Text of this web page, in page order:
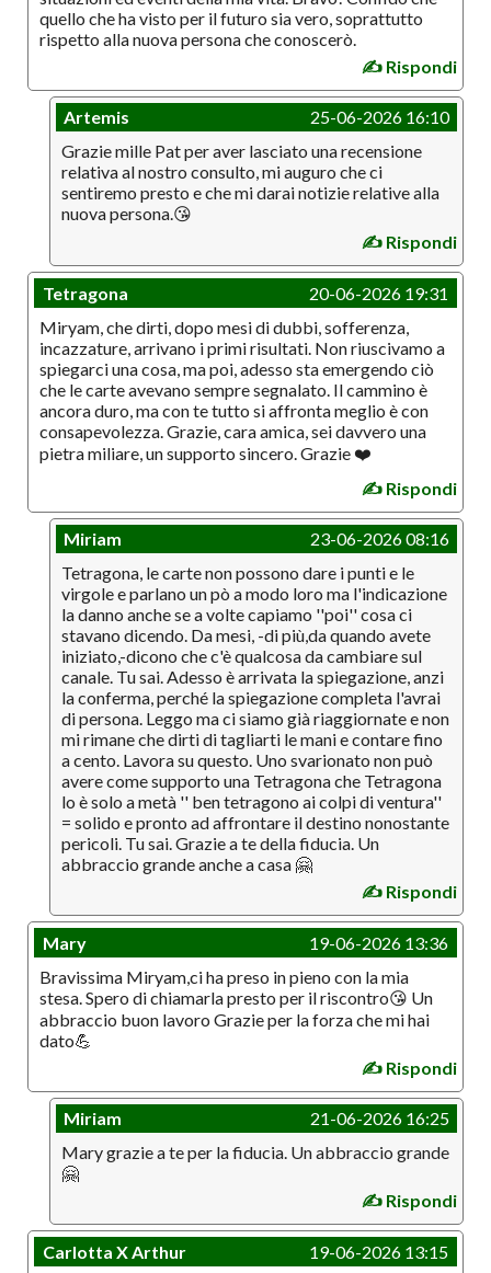
quello che ha visto per il futuro sia vero, soprattutto
rispetto alla nuova persona che conoscerò.
✍️ Rispondi
Artemis
25-06-2026 16:10
Grazie mille Pat per aver lasciato una recensione
relativa al nostro consulto, mi auguro che ci
sentiremo presto e che mi darai notizie relative alla
nuova persona.😘
✍️ Rispondi
Tetragona
20-06-2026 19:31
Miryam, che dirti, dopo mesi di dubbi, sofferenza,
incazzature, arrivano i primi risultati. Non riuscivamo a
spiegarci una cosa, ma poi, adesso sta emergendo ciò
che le carte avevano sempre segnalato. Il cammino è
ancora duro, ma con te tutto si affronta meglio è con
consapevolezza. Grazie, cara amica, sei davvero una
pietra miliare, un supporto sincero. Grazie ❤️
✍️ Rispondi
Miriam
23-06-2026 08:16
Tetragona, le carte non possono dare i punti e le
virgole e parlano un pò a modo loro ma l'indicazione
la danno anche se a volte capiamo ''poi'' cosa ci
stavano dicendo. Da mesi, -di più,da quando avete
iniziato,-dicono che c'è qualcosa da cambiare sul
canale. Tu sai. Adesso è arrivata la spiegazione, anzi
la conferma, perché la spiegazione completa l'avrai
di persona. Leggo ma ci siamo già riaggiornate e non
mi rimane che dirti di tagliarti le mani e contare fino
a cento. Lavora su questo. Uno svarionato non può
avere come supporto una Tetragona che Tetragona
lo è solo a metà '' ben tetragono ai colpi di ventura''
= solido e pronto ad affrontare il destino nonostante
pericoli. Tu sai. Grazie a te della fiducia. Un
abbraccio grande anche a casa 🤗
✍️ Rispondi
Mary
19-06-2026 13:36
Bravissima Miryam,ci ha preso in pieno con la mia
stesa. Spero di chiamarla presto per il riscontro😘 Un
abbraccio buon lavoro Grazie per la forza che mi hai
dato💪
✍️ Rispondi
Miriam
21-06-2026 16:25
Mary grazie a te per la fiducia. Un abbraccio grande
🤗
✍️ Rispondi
Carlotta X Arthur
19-06-2026 13:15